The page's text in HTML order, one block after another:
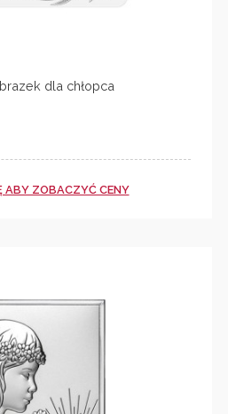
dla chłopca
ABY ZOBACZYĆ CENY